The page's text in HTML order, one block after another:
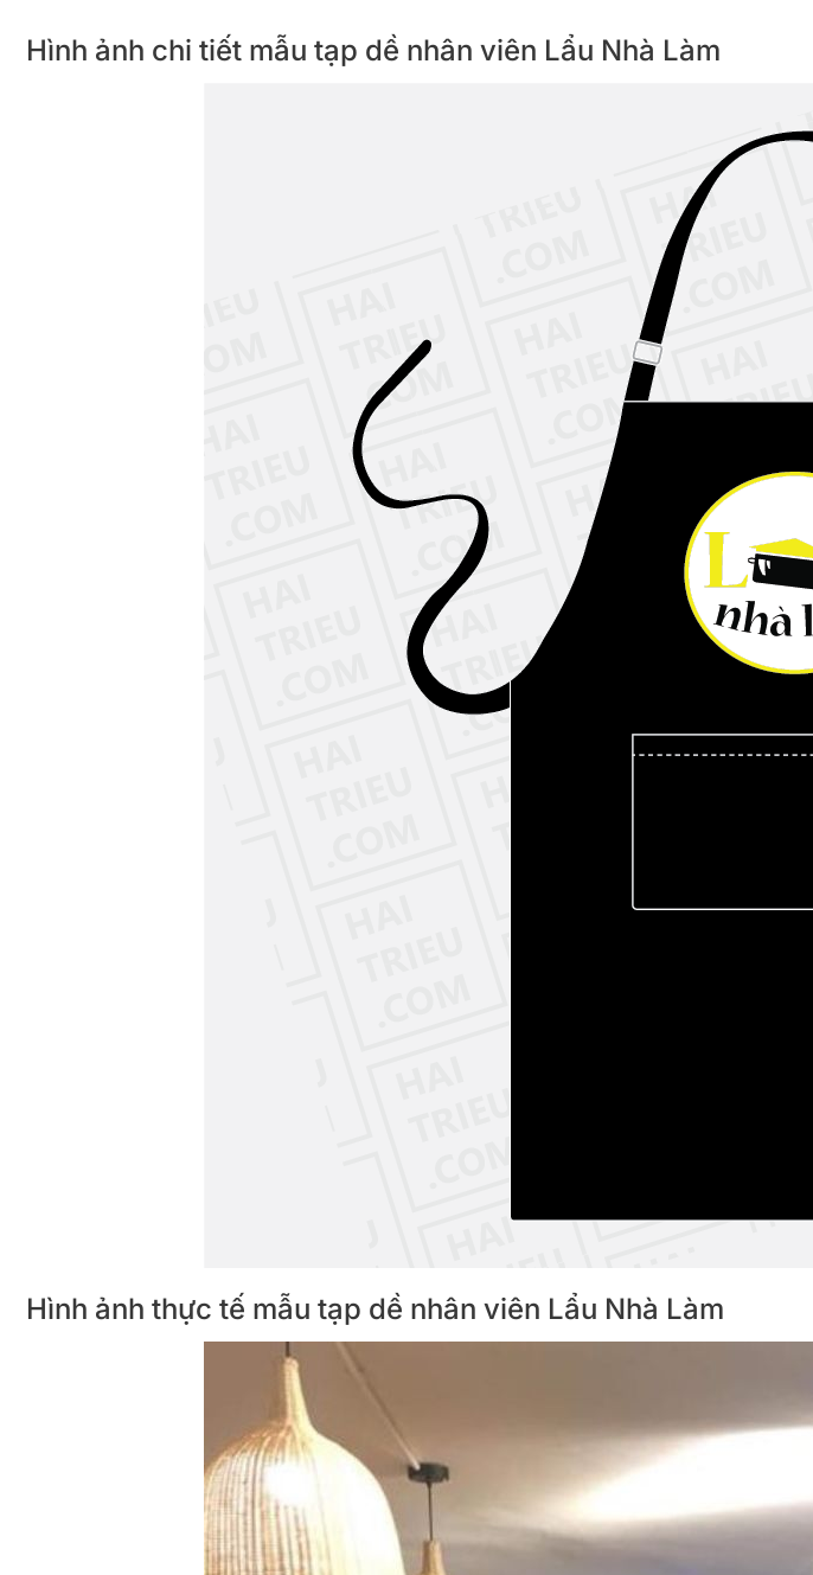
Hình ảnh chi tiết mẫu tạp dề nhân viên Lẩu Nhà Làm
Hình ảnh thực tế mẫu tạp dề nhân viên Lẩu Nhà Làm